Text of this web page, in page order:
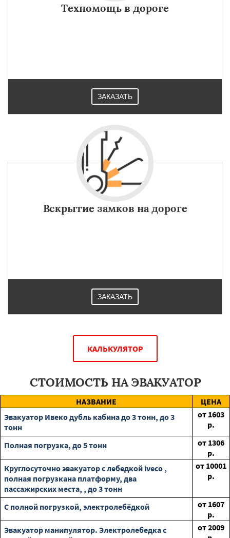
Техпомощь в дороге
ЗАКАЗАТЬ
Вскрытие замков на дороге
ЗАКАЗАТЬ
КАЛЬКУЛЯТОР
СТОИМОСТЬ НА ЭВАКУАТОР
НАЗВАНИЕ
ЦЕНА
Эвакуатор Ивеко дубль кабина до 3 тонн, до 3
тонн
от 1603
р.
Полная погрузка, до 5 тонн
от 1306
р.
Круглосуточно эвакуатор с лебедкой iveco ,
полная погрузкана платформу, два
пассажирских места, , до 3 тонн
от 10001
р.
С полной погрузкой, электролебёдкой от 1607
р.
Эвакуатор манипулятор. Электролебедка с
от2009